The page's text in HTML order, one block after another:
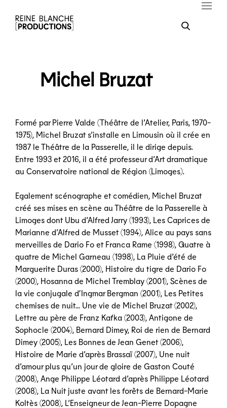
Michel Bruzat
Formé par Pierre Valde (Théâtre de l’Atelier, Paris, 1970-
1975), Michel Bruzat s’installe en Limousin où il crée en
1987 le Théâtre de la Passerelle, il le dirige depuis.
Entre 1993 et 2016, il a été professeur d’Art dramatique
au Conservatoire national de Région (Limoges).
Egalement scénographe et comédien, Michel Bruzat
créé ses mises en scène au Théâtre de la Passerelle à
Limoges dont Ubu d’Alfred Jarry (1993), Les Caprices de
Marianne d’Alfred de Musset (1994), Alice au pays sans
merveilles de Dario Fo et Franca Rame (1998), Quatre à
quatre de Michel Garneau (1998), La Pluie d’été de
Marguerite Duras (2000), Histoire du tigre de Dario Fo
(2000), Hosanna de Michel Tremblay (2001), Scènes de
la vie conjugale d‘Ingmar Bergman (2001), Les Petites
chemises de nuit… Une vie de Michel Bruzat (2002),
Lettre au père de Franz Kafka (2003), Antigone de
Sophocle (2004), Bernard Dimey, Roi de rien de Bernard
Dimey (2005), Les Bonnes de Jean Genet (2006),
Histoire de Marie d’après Brassaï (2007), Une nuit
d’amour plus qu’un jour de gloire de Gaston Couté
(2008), Ange Philippe Léotard d’après Philippe Léotard
(2008), La Nuit juste avant les forêts de Bernard-Marie
Koltès (2008), L’Enseigneur de Jean-Pierre Dopagne